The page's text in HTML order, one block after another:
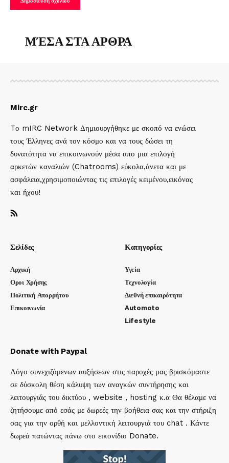
ΜΈΣΑ ΣΤΑ ΑΡΘΡΑ
Mirc.gr
Tο mIRC Network Δημιουργήθηκε με σκοπό να ενώσει
τους Έλληνες ανά τον κόσμο και να τους δώσει τη
δυνατότητα να επικοινωνούν μέσα απο μια επιλογή
αρκετών καναλιών (Chatrooms) εύκολα,άνετα και με
ασφάλεια,χρησιμοποιώντας τις επιλογές κειμένου,εικόνας
και ήχου!
Σελίδες
Αρχική
Οροι Χρήσης
Πολιτική Απορρήτου
Επικοινωνία
Κατηγορίες
Υγεία
Τεχνολογία
Διεθνή επικαιρότητα
Automoto
Lifestyle
Donate with Paypal
Λόγο συνεχιζόμενων αυξήσεων στις παροχές μας βρισκόμαστε
σε δύσκολη θέση κάλυψη των αναγκών συντήρησης και
λειτουργιάς του δικτύου , website , hosting κ.α Θα θέλαμε να
ζητήσουμε από εσάς με δωρεές την βοήθεια σας και την στήριξη
σας για την ορθή και μελλοντική λειτουργιά του chat . Κάντε
δωρεά πατώντας πάνω στο εικονίδιο Donate.